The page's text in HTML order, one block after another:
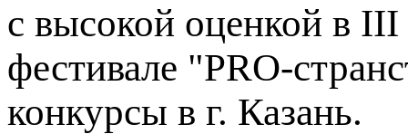
с высокой оценкой в
фестивале "PRO-
конкурсы в г. Казань.